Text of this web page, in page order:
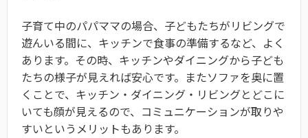
子育て中のパパママの場合、子どもたちがリビングで
遊んいる間に、キッチンで食事の準備するなど、よく
あります。その時、キッチンやダイニングから子ども
たちの様子が見えれば安心です。またソファを奥に置
くことで、キッチン・ダイニング・リビングとどこに
いても顔が見えるので、コミュニケーションが取りや
すいというメリットもあります。